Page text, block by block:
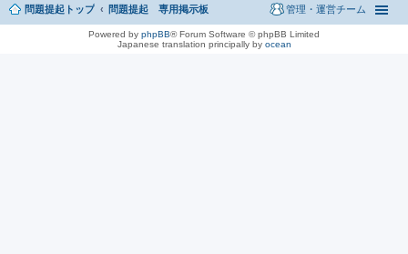
問題提起トップ 問題提起 専用掲示板 管理・運営チーム
Powered by phpBB® Forum Software © phpBB Limited
Japanese translation principally by ocean